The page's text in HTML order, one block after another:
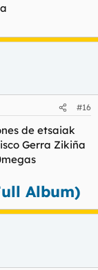
#16
de etsaiak
Gerra Zikiña
Album)